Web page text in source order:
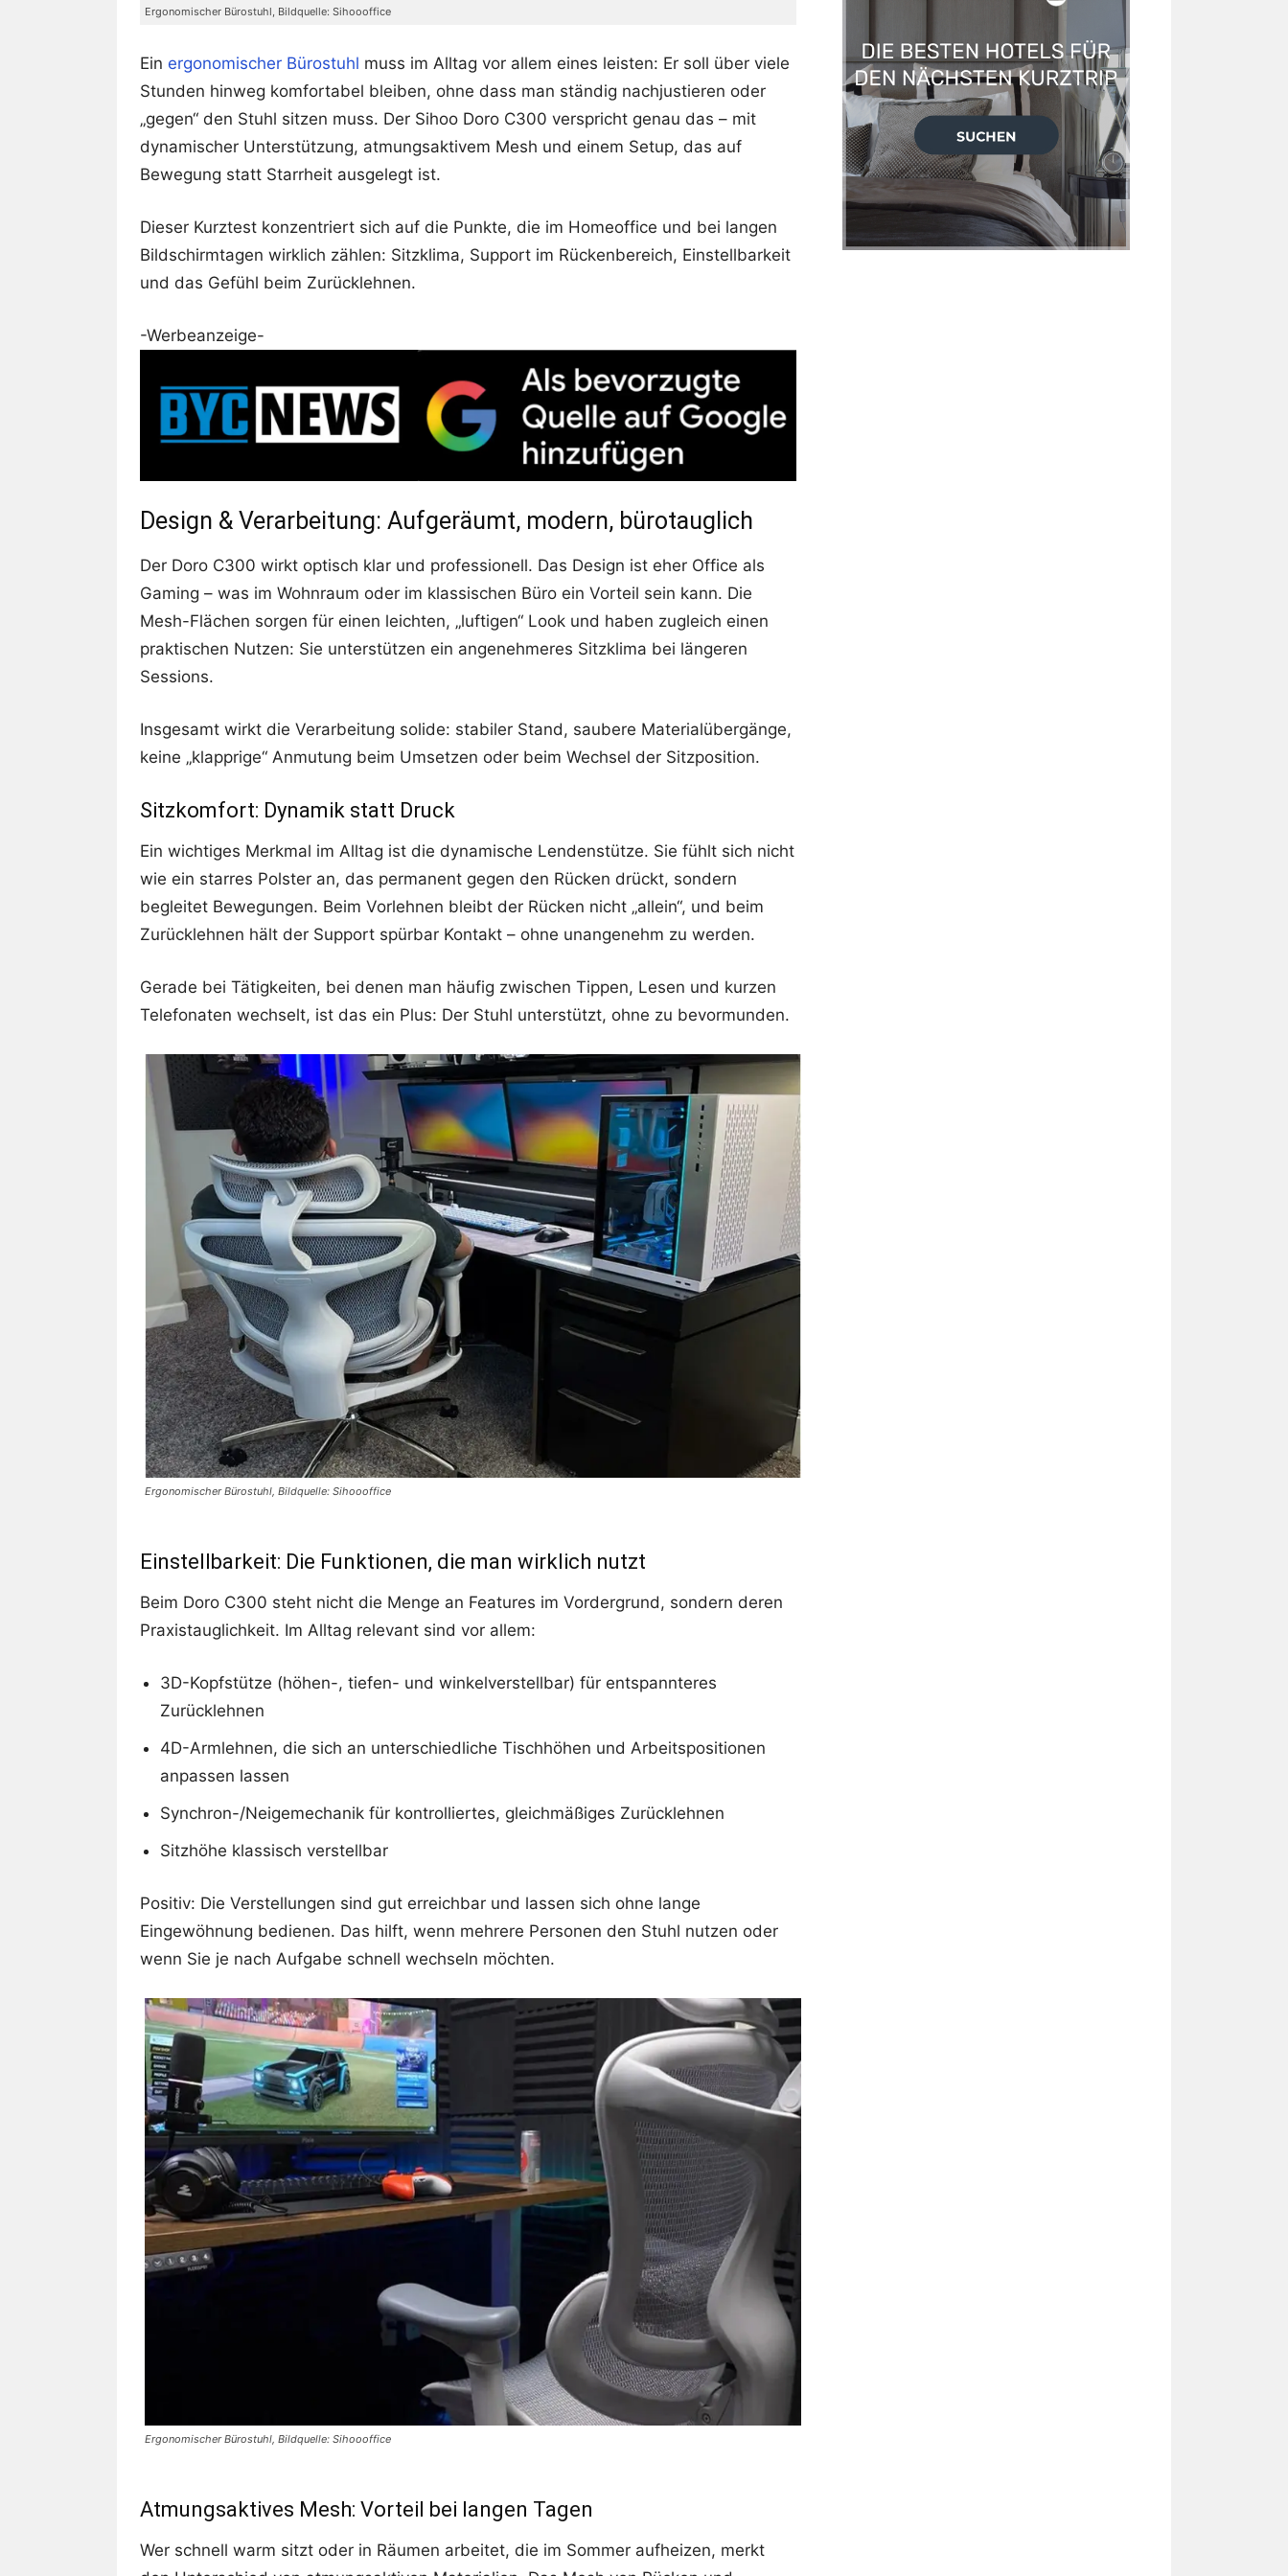
Ergonomischer Bürostuhl, Bildquelle: Sihoooffice
Ein ergonomischer Bürostuhl muss im Alltag vor allem eines leisten: Er soll über viele
Stunden hinweg komfortabel bleiben, ohne dass man ständig nachjustieren oder
„gegen“ den Stuhl sitzen muss. Der Sihoo Doro C300 verspricht genau das – mit
dynamischer Unterstützung, atmungsaktivem Mesh und einem Setup, das auf
Bewegung statt Starrheit ausgelegt ist.
Dieser Kurztest konzentriert sich auf die Punkte, die im Homeoffice und bei langen
Bildschirmtagen wirklich zählen: Sitzklima, Support im Rückenbereich, Einstellbarkeit
und das Gefühl beim Zurücklehnen.
-Werbeanzeige-
Design & Verarbeitung: Aufgeräumt, modern, bürotauglich
Der Doro C300 wirkt optisch klar und professionell. Das Design ist eher Office als
Gaming – was im Wohnraum oder im klassischen Büro ein Vorteil sein kann. Die
Mesh-Flächen sorgen für einen leichten, „luftigen“ Look und haben zugleich einen
praktischen Nutzen: Sie unterstützen ein angenehmeres Sitzklima bei längeren
Sessions.
Insgesamt wirkt die Verarbeitung solide: stabiler Stand, saubere Materialübergänge,
keine „klapprige“ Anmutung beim Umsetzen oder beim Wechsel der Sitzposition.
Sitzkomfort: Dynamik statt Druck
Ein wichtiges Merkmal im Alltag ist die dynamische Lendenstütze. Sie fühlt sich nicht
wie ein starres Polster an, das permanent gegen den Rücken drückt, sondern
begleitet Bewegungen. Beim Vorlehnen bleibt der Rücken nicht „allein“, und beim
Zurücklehnen hält der Support spürbar Kontakt – ohne unangenehm zu werden.
Gerade bei Tätigkeiten, bei denen man häufig zwischen Tippen, Lesen und kurzen
Telefonaten wechselt, ist das ein Plus: Der Stuhl unterstützt, ohne zu bevormunden.
Ergonomischer Bürostuhl, Bildquelle: Sihoooffice
Einstellbarkeit: Die Funktionen, die man wirklich nutzt
Beim Doro C300 steht nicht die Menge an Features im Vordergrund, sondern deren
Praxistauglichkeit. Im Alltag relevant sind vor allem:
3D-Kopfstütze (höhen-, tiefen- und winkelverstellbar) für entspannteres
Zurücklehnen
4D-Armlehnen, die sich an unterschiedliche Tischhöhen und Arbeitspositionen
anpassen lassen
Synchron-/Neigemechanik für kontrolliertes, gleichmäßiges Zurücklehnen
Sitzhöhe klassisch verstellbar
Positiv: Die Verstellungen sind gut erreichbar und lassen sich ohne lange
Eingewöhnung bedienen. Das hilft, wenn mehrere Personen den Stuhl nutzen oder
wenn Sie je nach Aufgabe schnell wechseln möchten.
Ergonomischer Bürostuhl, Bildquelle: Sihoooffice
Atmungsaktives Mesh: Vorteil bei langen Tagen
Wer schnell warm sitzt oder in Räumen arbeitet, die im Sommer aufheizen, merkt